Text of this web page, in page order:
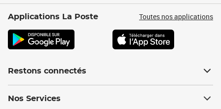
Applications La Poste Toutes nos applications
Restons connectés
Nos Services